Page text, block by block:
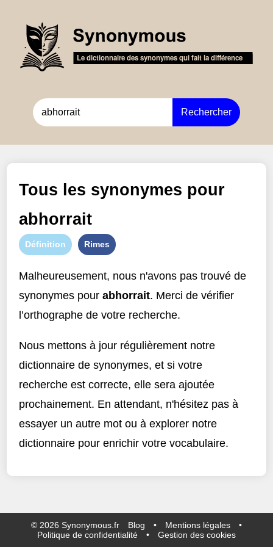
Rechercher
Tous les synonymes pour
abhorrait
Définition Rimes
Malheureusement, nous n'avons pas trouvé de
synonymes pourabhorrait. Merci de vérifier
l’orthographe de votre recherche.
Nous mettons à jour régulièrement notre
dictionnaire de synonymes, et si votre
recherche est correcte, elle sera ajoutée
prochainement. En attendant, n'hésitez pas à
essayer un autre mot ou à explorer notre
dictionnaire pour enrichir votre vocabulaire.
© 2026 Synonymous.fr Blog • Mentions légales
•
Politique de confidentialité
• Gestion des cookies